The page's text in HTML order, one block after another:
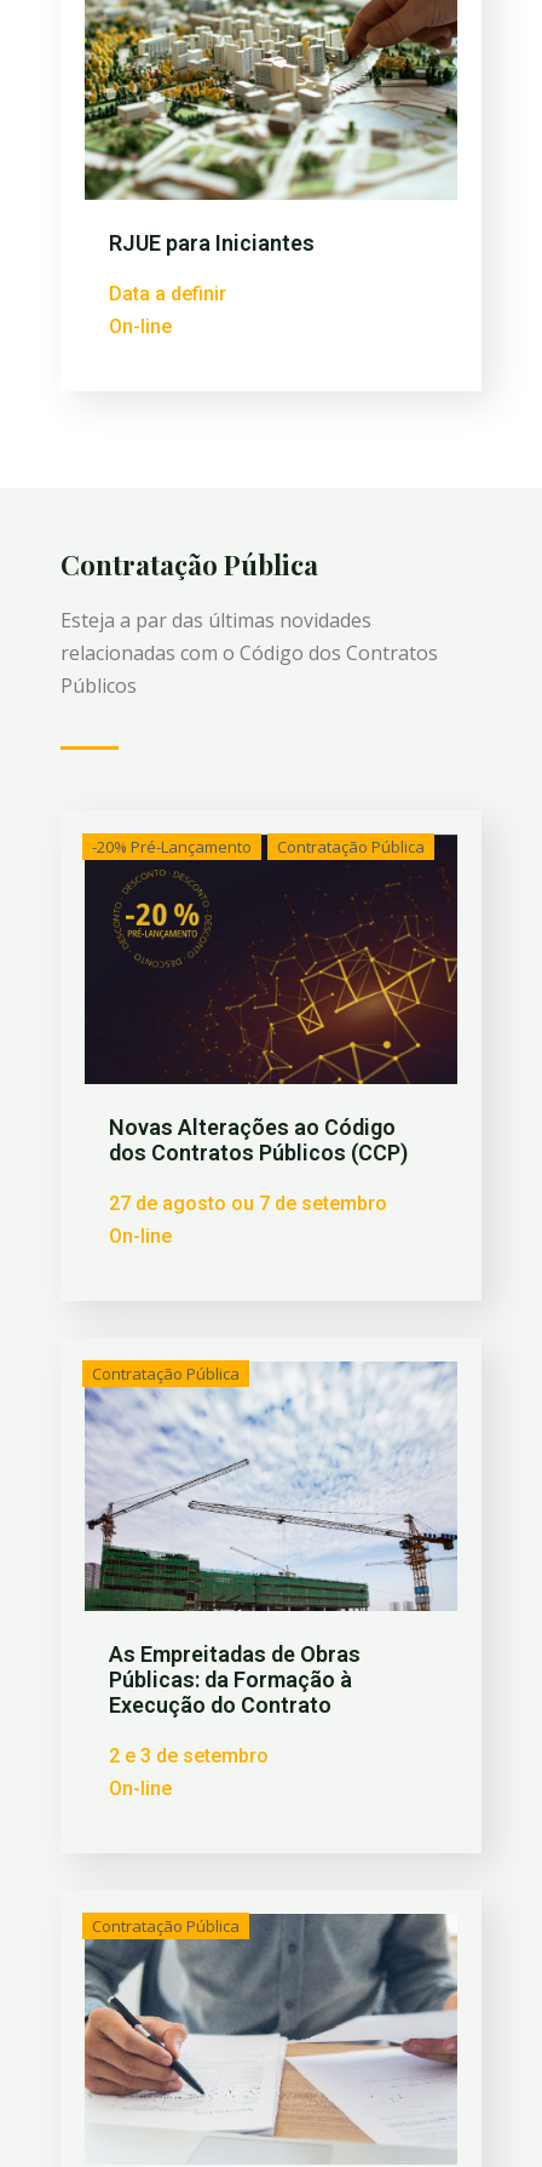
RJUE para Iniciantes
Data a definir
On-line
Contratação Pública
Esteja a par das últimas novidades
relacionadas com o Código dos Contratos
Públicos
-20% Pré-Lançamento Contratação Pública
Novas Alterações ao Código
dos Contratos Públicos (CCP)
27 de agosto ou 7 de setembro
On-line
Contratação Pública
As Empreitadas de Obras
Públicas: da Formação à
Execução do Contrato
2 e 3 de setembro
On-line
Contratação Pública